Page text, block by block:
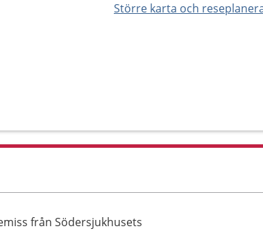
Större karta och
från Södersjukhusets